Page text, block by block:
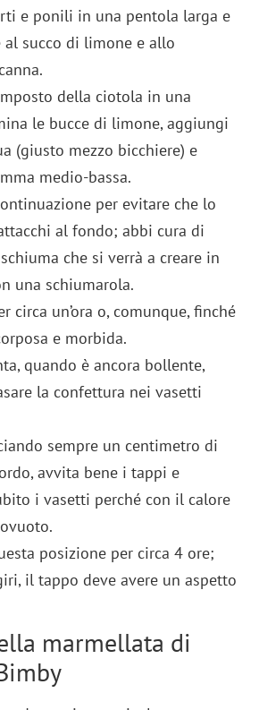
e ponili in una pentola larga e
al succo di limone e allo
della ciotola in una
le bucce di limone, aggiungi
(giusto mezzo bicchiere) e
medio-bassa.
per evitare che lo
al fondo; abbi cura di
che si verrà a creare in
una schiumarola.
circa un’ora o, comunque, finché
e morbida.
quando è ancora bollente,
la confettura nei vasetti
sempre un centimetro di
avvita bene i tappi e
i vasetti perché con il calore
posizione per circa 4 ore;
il tappo deve avere un aspetto
marmellata di